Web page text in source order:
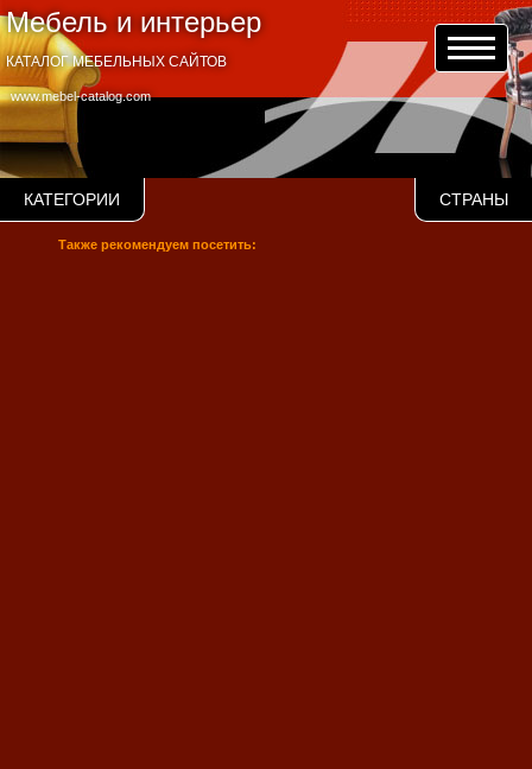
Мебель и интерьер
www.mebel-catalog.com
КАТАЛОГ МЕБЕЛЬНЫХ САЙТОВ
КАТЕГОРИИ СТРАНЫ
Также рекомендуем посетить: